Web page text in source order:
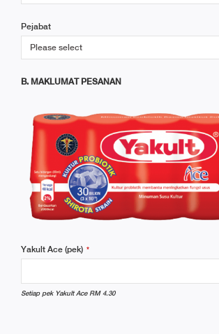
Email
Address *
Pejabat
B. MAKLUMAT PESANAN
Yakult Ace (pek) *
Setiap pek Yakult Ace RM 4.30